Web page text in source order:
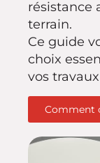
résistance
terrain.
Ce guide
choix
vos
Comment